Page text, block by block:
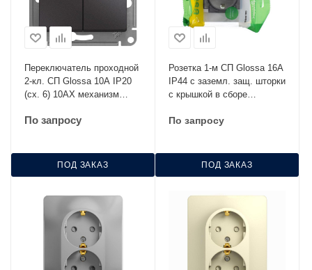
Переключатель проходной
2-кл. СП Glossa 10А IP20
(сх. 6) 10AX механизм
По запросу
ПОД ЗАКАЗ
Розетка 1-м СП Glossa 16А
IP44 с заземл. защ. шторки
с крышкой в сборе
По запросу
ПОД ЗАКАЗ